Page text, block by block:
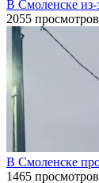
В Смоленске из-
2055 просмотров
В Смоленске
1465 просмотров